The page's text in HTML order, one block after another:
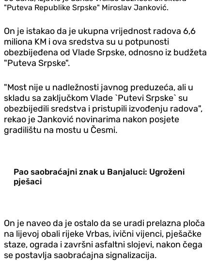
"Puteva Republike Srpske" Miroslav Janković.
On je istakao da je ukupna vrijednost radova 6,6
miliona KM i ova sredstva su u potpunosti
obezbijeđena od Vlade Srpske, odnosno iz budžeta
"Puteva Srpske".
"Most nije u nadležnosti javnog preduzeća, ali u
skladu sa zaključkom Vlade `Putevi Srpske` su
obezbijedili sredstva i pristupili izvođenju radova",
rekao je Janković novinarima nakon posjete
gradilištu na mostu u Česmi.
Pao saobraćajni znak u Banjaluci: Ugroženi
pješaci
On je naveo da je ostalo da se uradi prelazna ploča
na lijevoj obali rijeke Vrbas, ivični vijenci, pješačke
staze, ograda i završni asfaltni slojevi, nakon čega
se postavlja saobraćajna signalizacija.